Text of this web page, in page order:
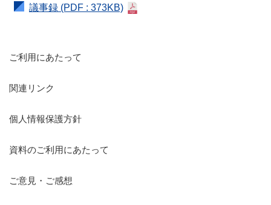
議事録 (PDF : 373KB)
ご利用にあたって
関連リンク
個人情報保護方針
資料のご利用にあたって
ご意見・ご感想